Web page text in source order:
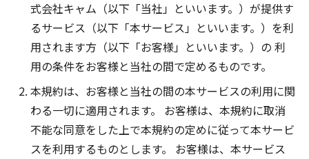
式会社キャム（以下「当社」といいます。）が提供す
るサービス（以下「本サービス」といいます。）を利
用されます方（以下「お客様」といいます。）の 利
用の条件をお客様と当社の間で定めるものです。
本規約は、お客様と当社の間の本サービスの利用に関
わる一切に適用されます。 お客様は、本規約に取消
不能な同意をした上で本規約の定めに従って本サービ
スを利用するものとします。 お客様は、本サービス